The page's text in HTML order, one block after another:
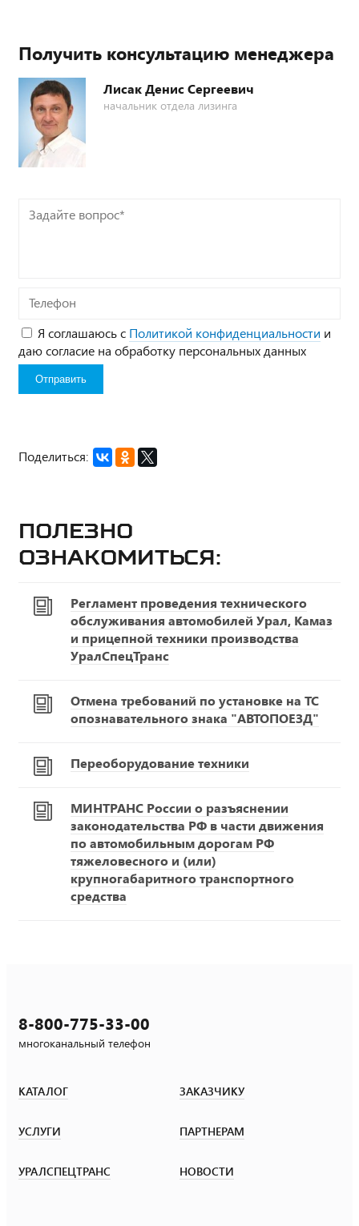
Получить консультацию менеджера
Лисак Денис Сергеевич
начальник отдела лизинга
Задайте
вопрос*
Телефон
Я соглашаюсь с Политикой конфиденциальности и
даю согласие на обработку персональных данных
Поделиться:
Полезно
ознакомиться:
Регламент проведения технического
обслуживания автомобилей Урал, Камаз
и прицепной техники производства
УралСпецТранс
Отмена требований по установке на ТС
опознавательного знака "АВТОПОЕЗД"
Переоборудование техники
МИНТРАНС России о разъяснении
законодательства РФ в части движения
по автомобильным дорогам РФ
тяжеловесного и (или)
крупногабаритного транспортного
средства
8-800-775-33-00
многоканальный телефон
КАТАЛОГ ЗАКАЗЧИКУ
УСЛУГИ ПАРТНЕРАМ
УРАЛСПЕЦТРАНС НОВОСТИ